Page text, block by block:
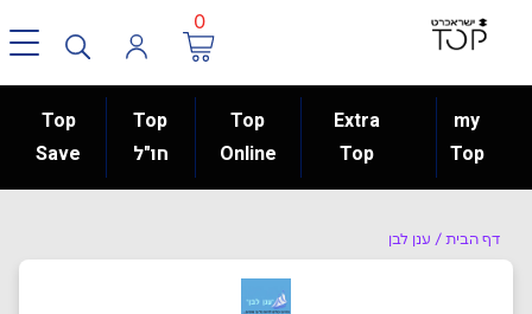
0
Top
Save
Top
חו"ל
Top
Online
Extra
Top
my
Top
דף הבית / ענן לבן